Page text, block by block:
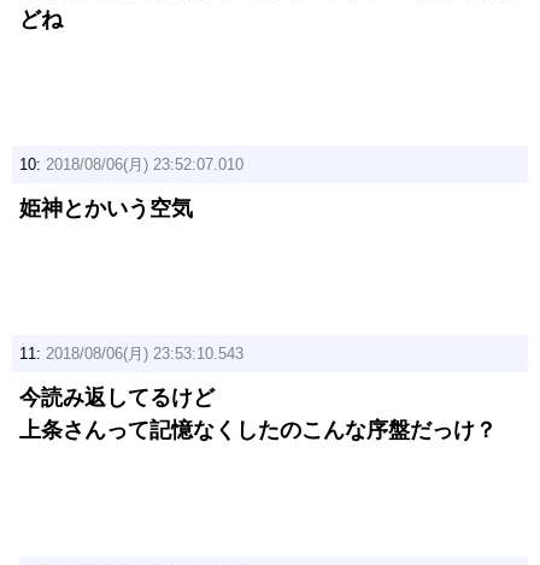
どね
10: 2018/08/06(月) 23:52:07.010
姫神とかいう空気
11: 2018/08/06(月) 23:53:10.543
今読み返してるけど
上条さんって記憶なくしたのこんな序盤だっけ？